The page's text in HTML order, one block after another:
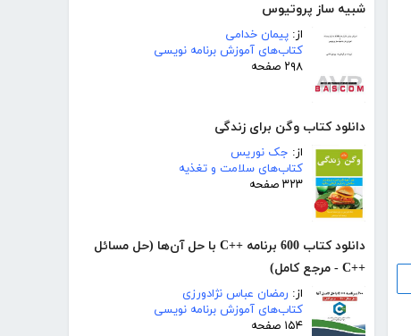
شبیه ساز پروتیوس
از: پیمان خدامی
کتاب‌های آموزش برنامه نویسی
۲۹۸ صفحه
دانلود کتاب وگن برای زندگی
از: جک نوریس
کتاب‌های سلامت و تغذیه
۳۲۳ صفحه
دانلود کتاب 600 برنامه ++C با حل آن‌ها (حل مسائل
++C - مرجع کامل)
از: رمضان عباس نژادورزی
کتاب‌های آموزش برنامه نویسی
۱۵۴ صفحه